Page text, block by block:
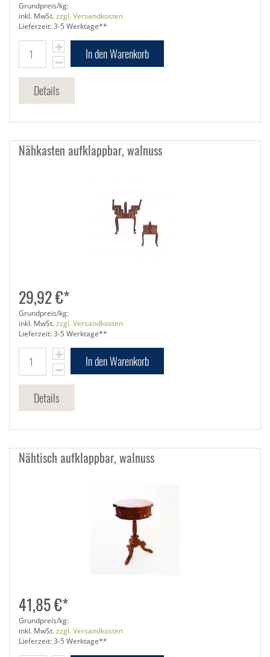
Grundpreis/kg:
inkl. MwSt.zzgl. Versandkosten
Lieferzeit: 3-5 Werktage**
In den Warenkorb
Details
Nähkasten aufklappbar, walnuss
29,92 €*
Grundpreis/kg:
inkl. MwSt.zzgl. Versandkosten
Lieferzeit: 3-5 Werktage**
In den Warenkorb
Details
Nähtisch aufklappbar, walnuss
41,85 €*
Grundpreis/kg:
inkl. MwSt.zzgl. Versandkosten
Lieferzeit: 3-5 Werktage**